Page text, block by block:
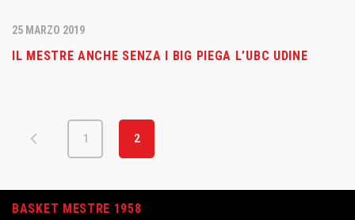
25 MARZO 2019
IL MESTRE ANCHE SENZA I BIG PIEGA L’UBC UDINE
1 2
BASKET MESTRE 1958